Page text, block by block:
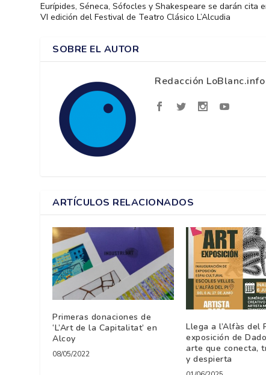
Eurípides, Séneca, Sófocles y Shakespeare se darán cita
VI edición del Festival de Teatro Clásico L’Alcudia
SOBRE EL AUTOR
Redacción LoBlanc.info
ARTÍCULOS RELACIONADOS
Primeras donaciones de
‘L’Art de la Capitalitat’ en
Alcoy
08/05/2022
Llega a l’Alfàs del
exposición de
arte que conecta,
y despierta